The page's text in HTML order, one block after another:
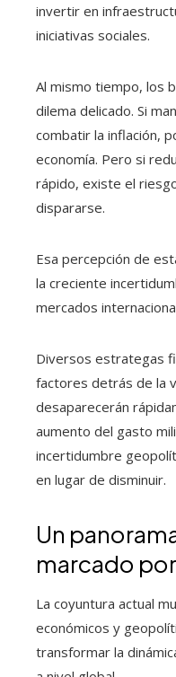
invertir en
iniciativas sociales.
Al mismo tiempo, los
dilema delicado. Si
combatir la inflación,
economía. Pero si
rápido, existe el
dispararse.
Esa percepción de
la creciente
mercados
Diversos estrategas
factores detrás de la
desaparecerán
aumento del gasto
incertidumbre
en lugar de disminuir.
Un
marcado
La coyuntura actual
económicos y
transformar la